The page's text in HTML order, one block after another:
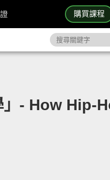
購買課程
」- How Hip-